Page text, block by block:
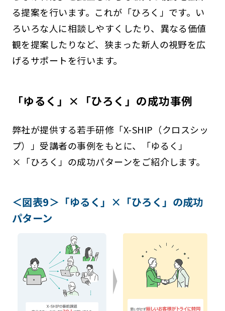
る提案を行います。これが「ひろく」です。い
ろいろな人に相談しやすくしたり、異なる価値
観を提案したりなど、狭まった新人の視野を広
げるサポートを行います。
「ゆるく」×「ひろく」の成功事例
弊社が提供する若手研修「X-SHIP（クロスシッ
プ）」受講者の事例をもとに、「ゆるく」
×「ひろく」の成功パターンをご紹介します。
＜図表9＞「ゆるく」×「ひろく」の成功
パターン